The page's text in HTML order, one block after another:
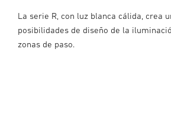
La serie R, con luz blanca cálida, crea
posibilidades de diseño de la
zonas de paso.